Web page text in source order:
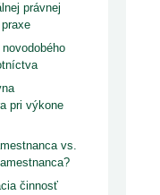
právnej
pri výkone
vs.
činnosť